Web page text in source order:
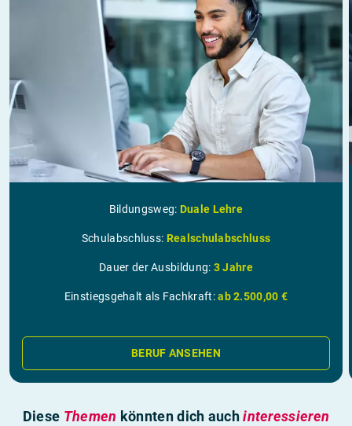
Bildungsweg: Duale Lehre
Schulabschluss: Realschulabschluss
Dauer der Ausbildung: 3 Jahre
Einstiegsgehalt als Fachkraft:ab 2.500,00 €
BERUF ANSEHEN
Diese Themen könnten dich auchinteressieren